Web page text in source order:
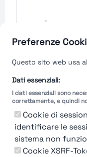
Preferenze
Questo sito web usa
Dati essenziali:
I dati essenziali sono
correttamente, e quindi
Cookie di
identificare le
sistema non
Cookie XSRF-
Molto
Misuriamo